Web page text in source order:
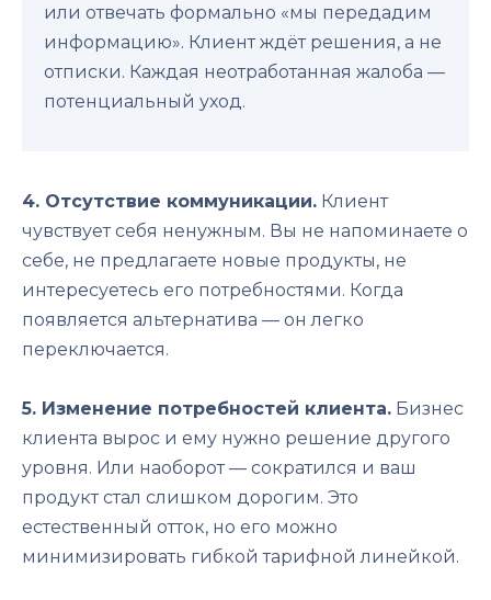
или отвечать формально «мы передадим
информацию». Клиент ждёт решения, а не
отписки. Каждая неотработанная жалоба —
потенциальный уход.
4. Отсутствие коммуникации. Клиент
чувствует себя ненужным. Вы не напоминаете о
себе, не предлагаете новые продукты, не
интересуетесь его потребностями. Когда
появляется альтернатива — он легко
переключается.
5. Изменение потребностей клиента. Бизнес
клиента вырос и ему нужно решение другого
уровня. Или наоборот — сократился и ваш
продукт стал слишком дорогим. Это
естественный отток, но его можно
минимизировать гибкой тарифной линейкой.